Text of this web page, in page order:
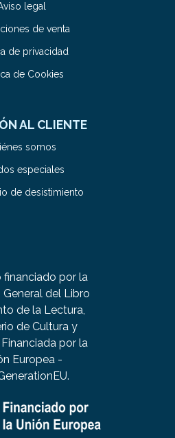
legal
de venta
de privacidad
de Cookies
AL CLIENTE
somos
especiales
de desistimiento
financiado por la
General del Libro
de la Lectura,
de Cultura y
por la
Europea -